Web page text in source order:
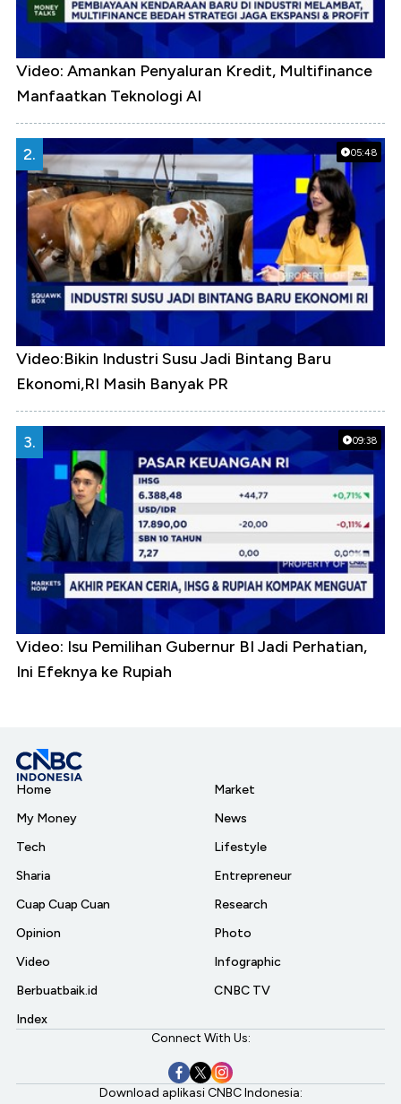
Video: Amankan Penyaluran Kredit, Multifinance
Manfaatkan Teknologi AI
05:48
2.
Video:Bikin Industri Susu Jadi Bintang Baru
Ekonomi,RI Masih Banyak PR
09:38
3.
Video: Isu Pemilihan Gubernur BI Jadi Perhatian,
Ini Efeknya ke Rupiah
Home
My Money
Tech
Sharia
Cuap Cuap Cuan
Opinion
Video
Berbuatbaik.id
Index
Market
News
Lifestyle
Entrepreneur
Research
Photo
Infographic
CNBC TV
Connect With Us:
Download aplikasi CNBC Indonesia: